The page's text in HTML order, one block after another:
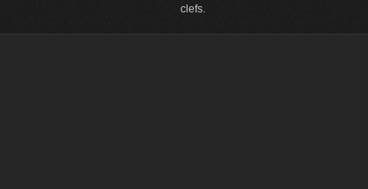
clefs.